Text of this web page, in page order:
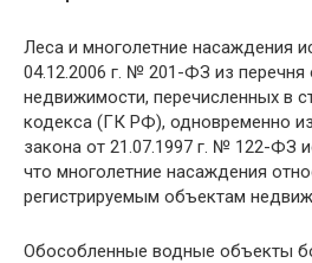
Леса и многолетние насаждения
04.12.2006 г. № 201-ФЗ из перечня
недвижимости, перечисленных в
кодекса (ГК РФ), одновременно
закона от 21.07.1997 г. № 122-ФЗ
что многолетние насаждения
регистрируемым объектам
Обособленные водные объекты